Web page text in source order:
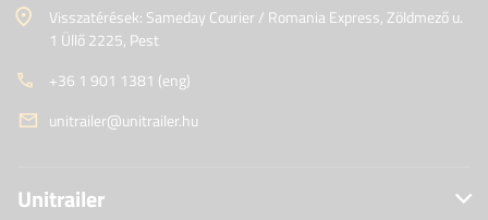
Visszatérések: Sameday Courier / Romania Express, Zöldmező u.
1 Üllő 2225, Pest
+36 1 901 1381 (eng)
unitrailer@unitrailer.hu
Unitrailer